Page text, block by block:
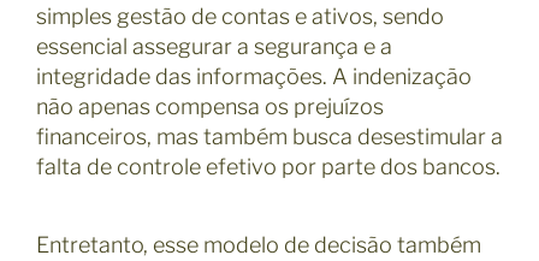
simples gestão de contas e ativos, sendo
essencial assegurar a segurança e a
integridade das informações. A indenização
não apenas compensa os prejuízos
financeiros, mas também busca desestimular a
falta de controle efetivo por parte dos bancos.
Entretanto, esse modelo de decisão também